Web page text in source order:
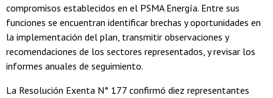
compromisos establecidos en el PSMA Energía. Entre sus
funciones se encuentran identificar brechas y oportunidades en
la implementación del plan, transmitir observaciones y
recomendaciones de los sectores representados, y revisar los
informes anuales de seguimiento.
La Resolución Exenta N° 177 confirmó diez representantes